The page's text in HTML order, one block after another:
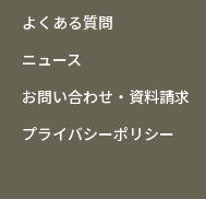
よくある質問
ニュース
お問い合わせ・資料請求
プライバシーポリシー